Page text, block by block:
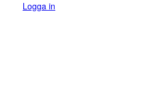
Logga in